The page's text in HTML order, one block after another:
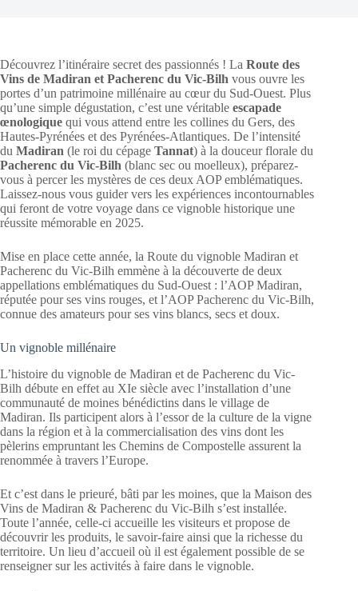
Découvrez l’itinéraire secret des passionnés ! La Route des
Vins de Madiran et Pacherenc du Vic-Bilh vous ouvre les
portes d’un patrimoine millénaire au cœur du Sud-Ouest. Plus
qu’une simple dégustation, c’est une véritable escapade
œnologique qui vous attend entre les collines du Gers, des
Hautes-Pyrénées et des Pyrénées-Atlantiques. De l’intensité
du Madiran (le roi du cépage Tannat) à la douceur florale du
Pacherenc du Vic-Bilh (blanc sec ou moelleux), préparez-
vous à percer les mystères de ces deux AOP emblématiques.
Laissez-nous vous guider vers les expériences incontournables
qui feront de votre voyage dans ce vignoble historique une
réussite mémorable en 2025.
Mise en place cette année, la Route du vignoble Madiran et
Pacherenc du Vic-Bilh emmène à la découverte de deux
appellations emblématiques du Sud-Ouest : l’AOP Madiran,
réputée pour ses vins rouges, et l’AOP Pacherenc du Vic-Bilh,
connue des amateurs pour ses vins blancs, secs et doux.
Un vignoble millénaire
L’histoire du vignoble de Madiran et de Pacherenc du Vic-
Bilh débute en effet au XIe siècle avec l’installation d’une
communauté de moines bénédictins dans le village de
Madiran. Ils participent alors à l’essor de la culture de la vigne
dans la région et à la commercialisation des vins dont les
pèlerins empruntant les Chemins de Compostelle assurent la
renommée à travers l’Europe.
Et c’est dans le prieuré, bâti par les moines, que la Maison des
Vins de Madiran & Pacherenc du Vic-Bilh s’est installée.
Toute l’année, celle-ci accueille les visiteurs et propose de
découvrir les produits, le savoir-faire ainsi que la richesse du
territoire. Un lieu d’accueil où il est également possible de se
renseigner sur les activités à faire dans le vignoble.